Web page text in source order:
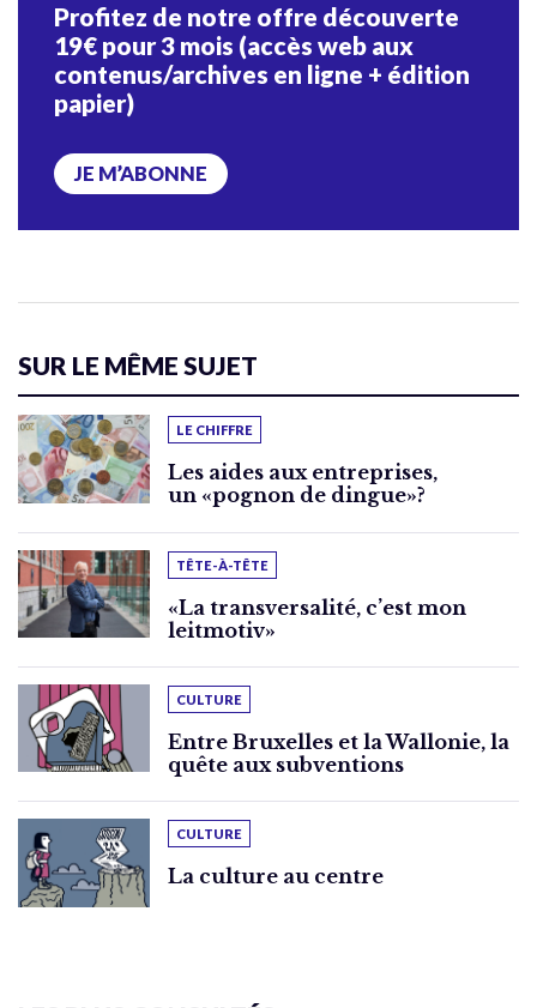
Profitez de notre offre découverte
19€ pour 3 mois (accès web aux
contenus/archives en ligne + édition
papier)
JE M’ABONNE
SUR LE MÊME SUJET
LE CHIFFRE
Les aides aux entreprises,
un «pognon de dingue»?
TÊTE-À-TÊTE
«La transversalité, c’est mon
leitmotiv»
CULTURE
Entre Bruxelles et la Wallonie, la
quête aux subventions
CULTURE
La culture au centre